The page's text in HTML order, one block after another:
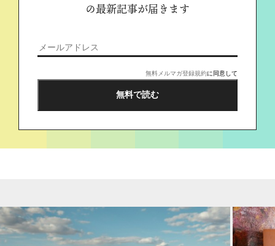
の最新記事が届きます
無料メルマガ登録規約に同意して